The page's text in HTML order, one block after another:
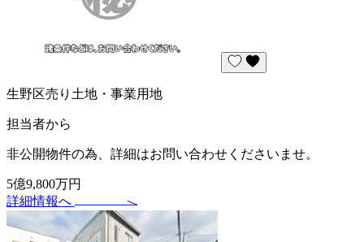
生野区売り土地・事業用地
担当者から
非公開物件の為、詳細はお問い合わせくださいませ。
5億9,800万円
詳細情報へ